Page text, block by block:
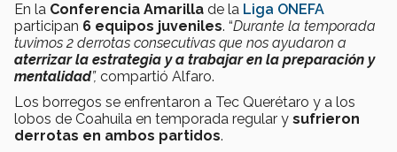
En la Conferencia Amarilla de la Liga ONEFA
participan 6 equipos juveniles. “Durante la temporada
tuvimos 2 derrotas consecutivas que nos ayudaron a
aterrizar la estrategia y a trabajar en la preparación y
mentalidad”, compartió Alfaro.
Los borregos se enfrentaron a Tec Querétaro y a los
lobos de Coahuila en temporada regular y sufrieron
derrotas en ambos partidos.